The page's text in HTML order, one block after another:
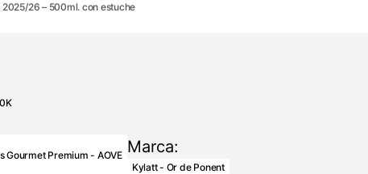
2025/26 – 500ml. con estuche
Gourmet Premium - AOVE Marca:
Kylatt - Or de Ponent